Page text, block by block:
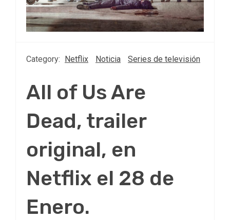
Category: Netflix Noticia Series de televisión
All of Us Are
Dead, trailer
original, en
Netflix el 28 de
Enero.